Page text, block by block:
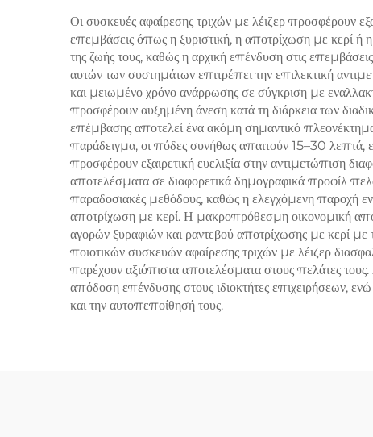
σώματος και
αντιμετώπιση γήρανσης
W,
και
nm,
1064
τις
Οι συσκευές αφαίρεσης τριχών με λέιζερ προσφέρουν
επεμβάσεις όπως η ξυριστική, η αποτρίχωση με κερί ή
της ζωής τους, καθώς η αρχική επένδυση στις
αυτών των συστημάτων επιτρέπει την επιλεκτική
και μειωμένο χρόνο ανάρρωσης σε σύγκριση με
προσφέρουν αυξημένη άνεση κατά τη διάρκεια των
επέμβασης αποτελεί ένα ακόμη σημαντικό
παράδειγμα, οι πόδες συνήθως απαιτούν 15–30 λεπτά,
προσφέρουν εξαιρετική ευελιξία στην αντιμετώπιση
αποτελέσματα σε διαφορετικά δημογραφικά προφίλ
παραδοσιακές μεθόδους, καθώς η ελεγχόμενη παροχή
αποτρίχωση με κερί. Η μακροπρόθεσμη οικονομική
αγορών ξυραφιών και ραντεβού αποτρίχωσης με κερί
ποιοτικών συσκευών αφαίρεσης τριχών με λέιζερ
παρέχουν αξιόπιστα αποτελέσματα στους πελάτες τους.
απόδοση επένδυσης στους ιδιοκτήτες επιχειρήσεων,
και την αυτοπεποίθησή τους.